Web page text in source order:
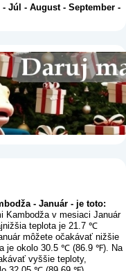
-Júl -August-September -
- Január - je toto:
Kambodža v mesiaci Január
teplota je 21.7 ℃
môžete očakávať nižšie
je okolo 30.5 ℃ (86.9 ℉). Na
vyššie teploty,